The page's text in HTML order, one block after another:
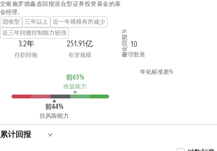
交银施罗德鑫选回报混合型证券投资基金的基
金经理。
固收型
三年以上
近一年规模有所减少
近三年回撤控制能力较强
3.2年
任职经验
251.91亿
在管规模
10
管理数量
前65%
收益能力
前44%
抗风险能力
年化回报 %
年化标准差%
累计回报